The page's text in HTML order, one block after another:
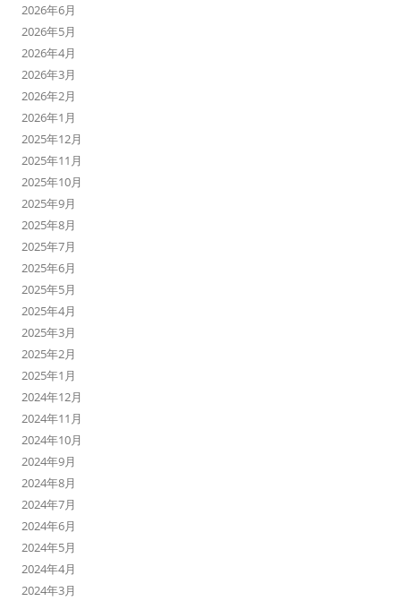
2026年6月
2026年5月
2026年4月
2026年3月
2026年2月
2026年1月
2025年12月
2025年11月
2025年10月
2025年9月
2025年8月
2025年7月
2025年6月
2025年5月
2025年4月
2025年3月
2025年2月
2025年1月
2024年12月
2024年11月
2024年10月
2024年9月
2024年8月
2024年7月
2024年6月
2024年5月
2024年4月
2024年3月